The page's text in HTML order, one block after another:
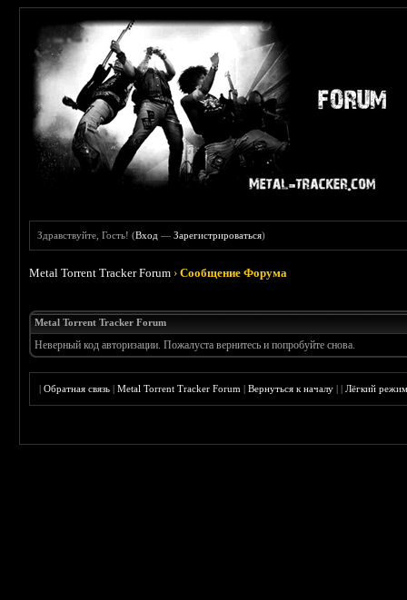
Здравствуйте, Гость! (Вход —Зарегистрироваться)
Metal Torrent Tracker Forum ›Сообщение Форума
Metal Torrent Tracker Forum
Неверный код авторизации. Пожалуста вернитесь и попробуйте снова.
|Обратная связь |Metal Torrent Tracker Forum |Вернуться к началу ||Лёгкий